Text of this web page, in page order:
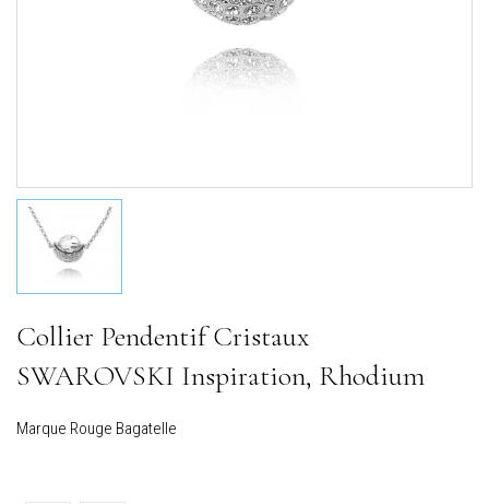
Collier Pendentif Cristaux
SWAROVSKI Inspiration, Rhodium
Marque Rouge Bagatelle